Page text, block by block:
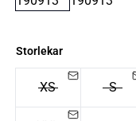
Storlekar
XS S